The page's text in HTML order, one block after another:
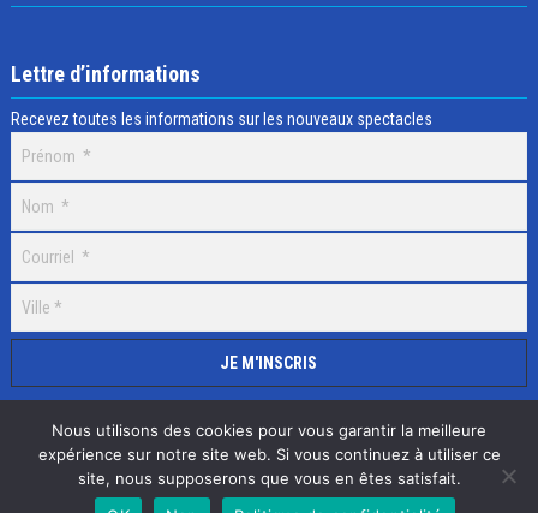
Lettre d’informations
Recevez toutes les informations sur les nouveaux spectacles
Selectick © 2020 Tous droits réservés, RéalisationAdamaco
Nous utilisons des cookies pour vous garantir la meilleure
expérience sur notre site web. Si vous continuez à utiliser ce
site, nous supposerons que vous en êtes satisfait.